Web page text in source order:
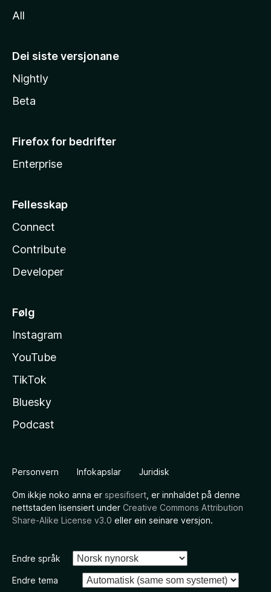
All
Dei siste versjonane
Nightly
Beta
Firefox for bedrifter
Enterprise
Fellesskap
Connect
Contribute
Developer
Følg
Instagram
YouTube
TikTok
Bluesky
Podcast
Personvern Infokapslar Juridisk
Om ikkje noko anna er spesifisert , er innhaldet på denne
nettstaden lisensiert under Creative Commons Attribution
Share-Alike License v3.0 eller ein seinare versjon.
Endre språk
Endre tema